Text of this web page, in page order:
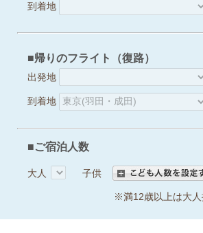
到着地
■帰りのフライト（復路）
出発地
到着地
■ご宿泊人数
大人
子供
こども人数を入力する
※満12歳以上は大人